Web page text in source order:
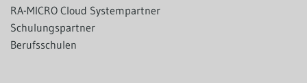
RA-MICRO Cloud Systempartner
Schulungspartner
Berufsschulen